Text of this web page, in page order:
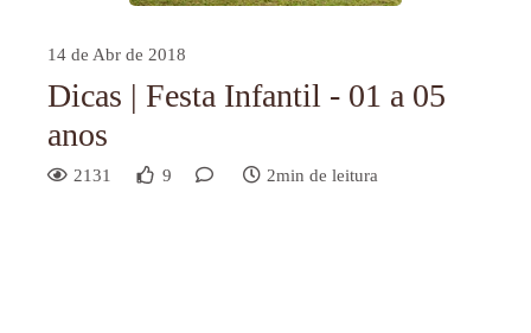
14 de Abr de 2018
Dicas | Festa Infantil - 01 a 05
anos
2131 9 2min de leitura